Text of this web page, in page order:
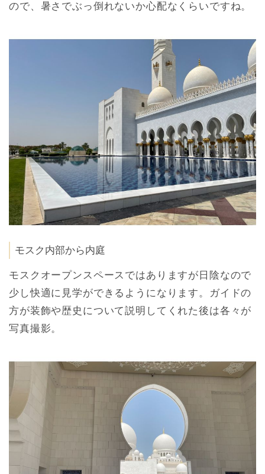
ので、暑さでぶっ倒れないか心配なくらいですね。
モスク内部から内庭
モスクオープンスペースではありますが日陰なので
少し快適に見学ができるようになります。ガイドの
方が装飾や歴史について説明してくれた後は各々が
写真撮影。